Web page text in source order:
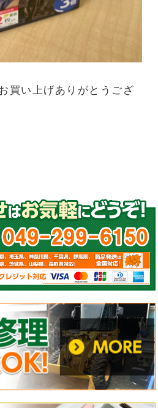
買い上げありがとうござ